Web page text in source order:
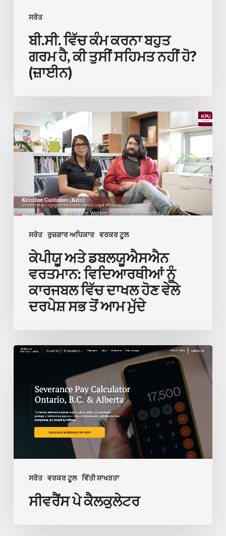
ਸਰੋਤ
ਬੀ.ਸੀ. ਵਿੱਚ ਕੰਮ ਕਰਨਾ ਬਹੁਤ
ਗਰਮ ਹੈ, ਕੀ ਤੁਸੀਂ ਸਹਿਮਤ ਨਹੀਂ ਹੋ?
(ਜ਼ਾਈਨ)
ਸਰੋਤ ਰੁਜ਼ਗਾਰ ਅਧਿਕਾਰ ਵਰਕਰ ਟੂਲ
ਕੇਪੀਯੂ
ਅਤੇ
ਡਬਲਯੂਐਸਐਨ
ਵਰਤਮਾਨ:
ਵਿਦਿਆਰਥੀਆਂ
ਨੂੰ
ਕਾਰਜਬਲ
ਦਾਖਲ
ਦਰਪੇਸ਼
ਮੁੱਦੇ
ਕੇਪੀਯੂ ਅਤੇ ਡਬਲਯੂਐਸਐਨ
ਵਰਤਮਾਨ: ਵਿਦਿਆਰਥੀਆਂ ਨੂੰ
ਕਾਰਜਬਲ ਵਿੱਚ ਦਾਖਲ ਹੋਣ ਵੇਲੇ
ਦਰਪੇਸ਼ ਸਭ ਤੋਂ ਆਮ ਮੁੱਦੇ
ਸਰੋਤ ਵਰਕਰ ਟੂਲ ਵਿੱਤੀ ਸਾਖਰਤਾ
ਸੀਵਰੈਂਸ
ਕੈਲਕੁਲੇਟਰ
ਸੀਵਰੈਂਸ ਪੇ ਕੈਲਕੁਲੇਟਰ